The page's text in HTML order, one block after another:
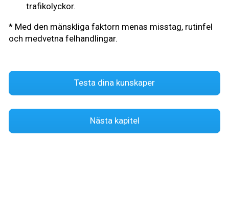
trafikolyckor.
* Med den mänskliga faktorn menas misstag, rutinfel
och medvetna felhandlingar.
Testa dina kunskaper
Nästa kapitel